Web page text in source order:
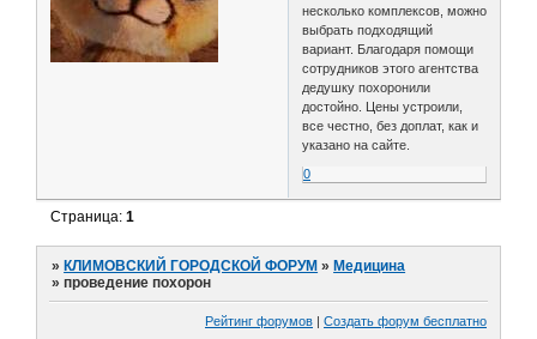
несколько комплексов, можно
выбрать подходящий
вариант. Благодаря помощи
сотрудников этого агентства
дедушку похоронили
достойно. Цены устроили,
все честно, без доплат, как и
указано на сайте.
0
Страница:1
» КЛИМОВСКИЙ ГОРОДСКОЙ ФОРУМ » Медицина
»проведение похорон
Рейтинг форумов | Создать форум бесплатно